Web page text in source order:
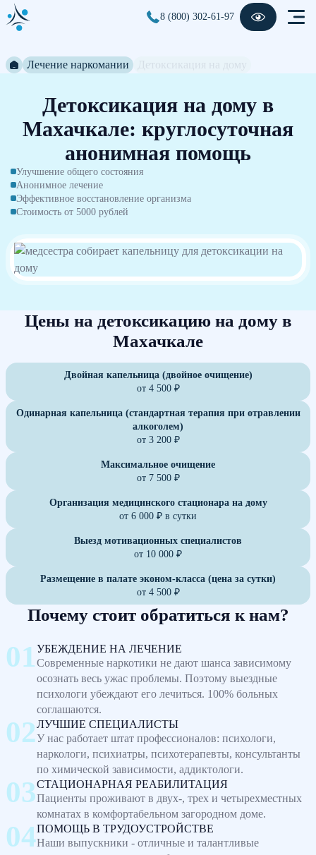
8 (800) 302-61-97
Лечение наркомании
Детоксикация на дому в
Махачкале: круглосуточная
анонимная помощь
Улучшение общего состояния
Анонимное лечение
Эффективное восстановление организма
Стоимость от 5000 рублей
Цены на детоксикацию на дому в
Махачкале
Двойная капельница (двойное очищение)
от 4 500 ₽
Одинарная капельница (стандартная терапия при отравлении
алкоголем)
от 3 200 ₽
Максимальное очищение
от 7 500 ₽
Организация медицинского стационара на дому
от 6 000 ₽ в сутки
Выезд мотивационных специалистов
от 10 000 ₽
Размещение в палате эконом-класса (цена за сутки)
от 4 500 ₽
Почему стоит обратиться к нам?
УБЕЖДЕНИЕ НА ЛЕЧЕНИЕ
Современные наркотики не дают шанса зависимому
осознать весь ужас проблемы. Поэтому выездные
психологи убеждают его лечиться. 100% больных
соглашаются.
ЛУЧШИЕ СПЕЦИАЛИСТЫ
У нас работает штат профессионалов: психологи,
наркологи, психиатры, психотерапевты, консультанты
по химической зависимости, аддиктологи.
СТАЦИОНАРНАЯ РЕАБИЛИТАЦИЯ
Пациенты проживают в двух-, трех и четырехместных
комнатах в комфортабельном загородном доме.
ПОМОЩЬ В ТРУДОУСТРОЙСТВЕ
Наши выпускники - отличные и талантливые